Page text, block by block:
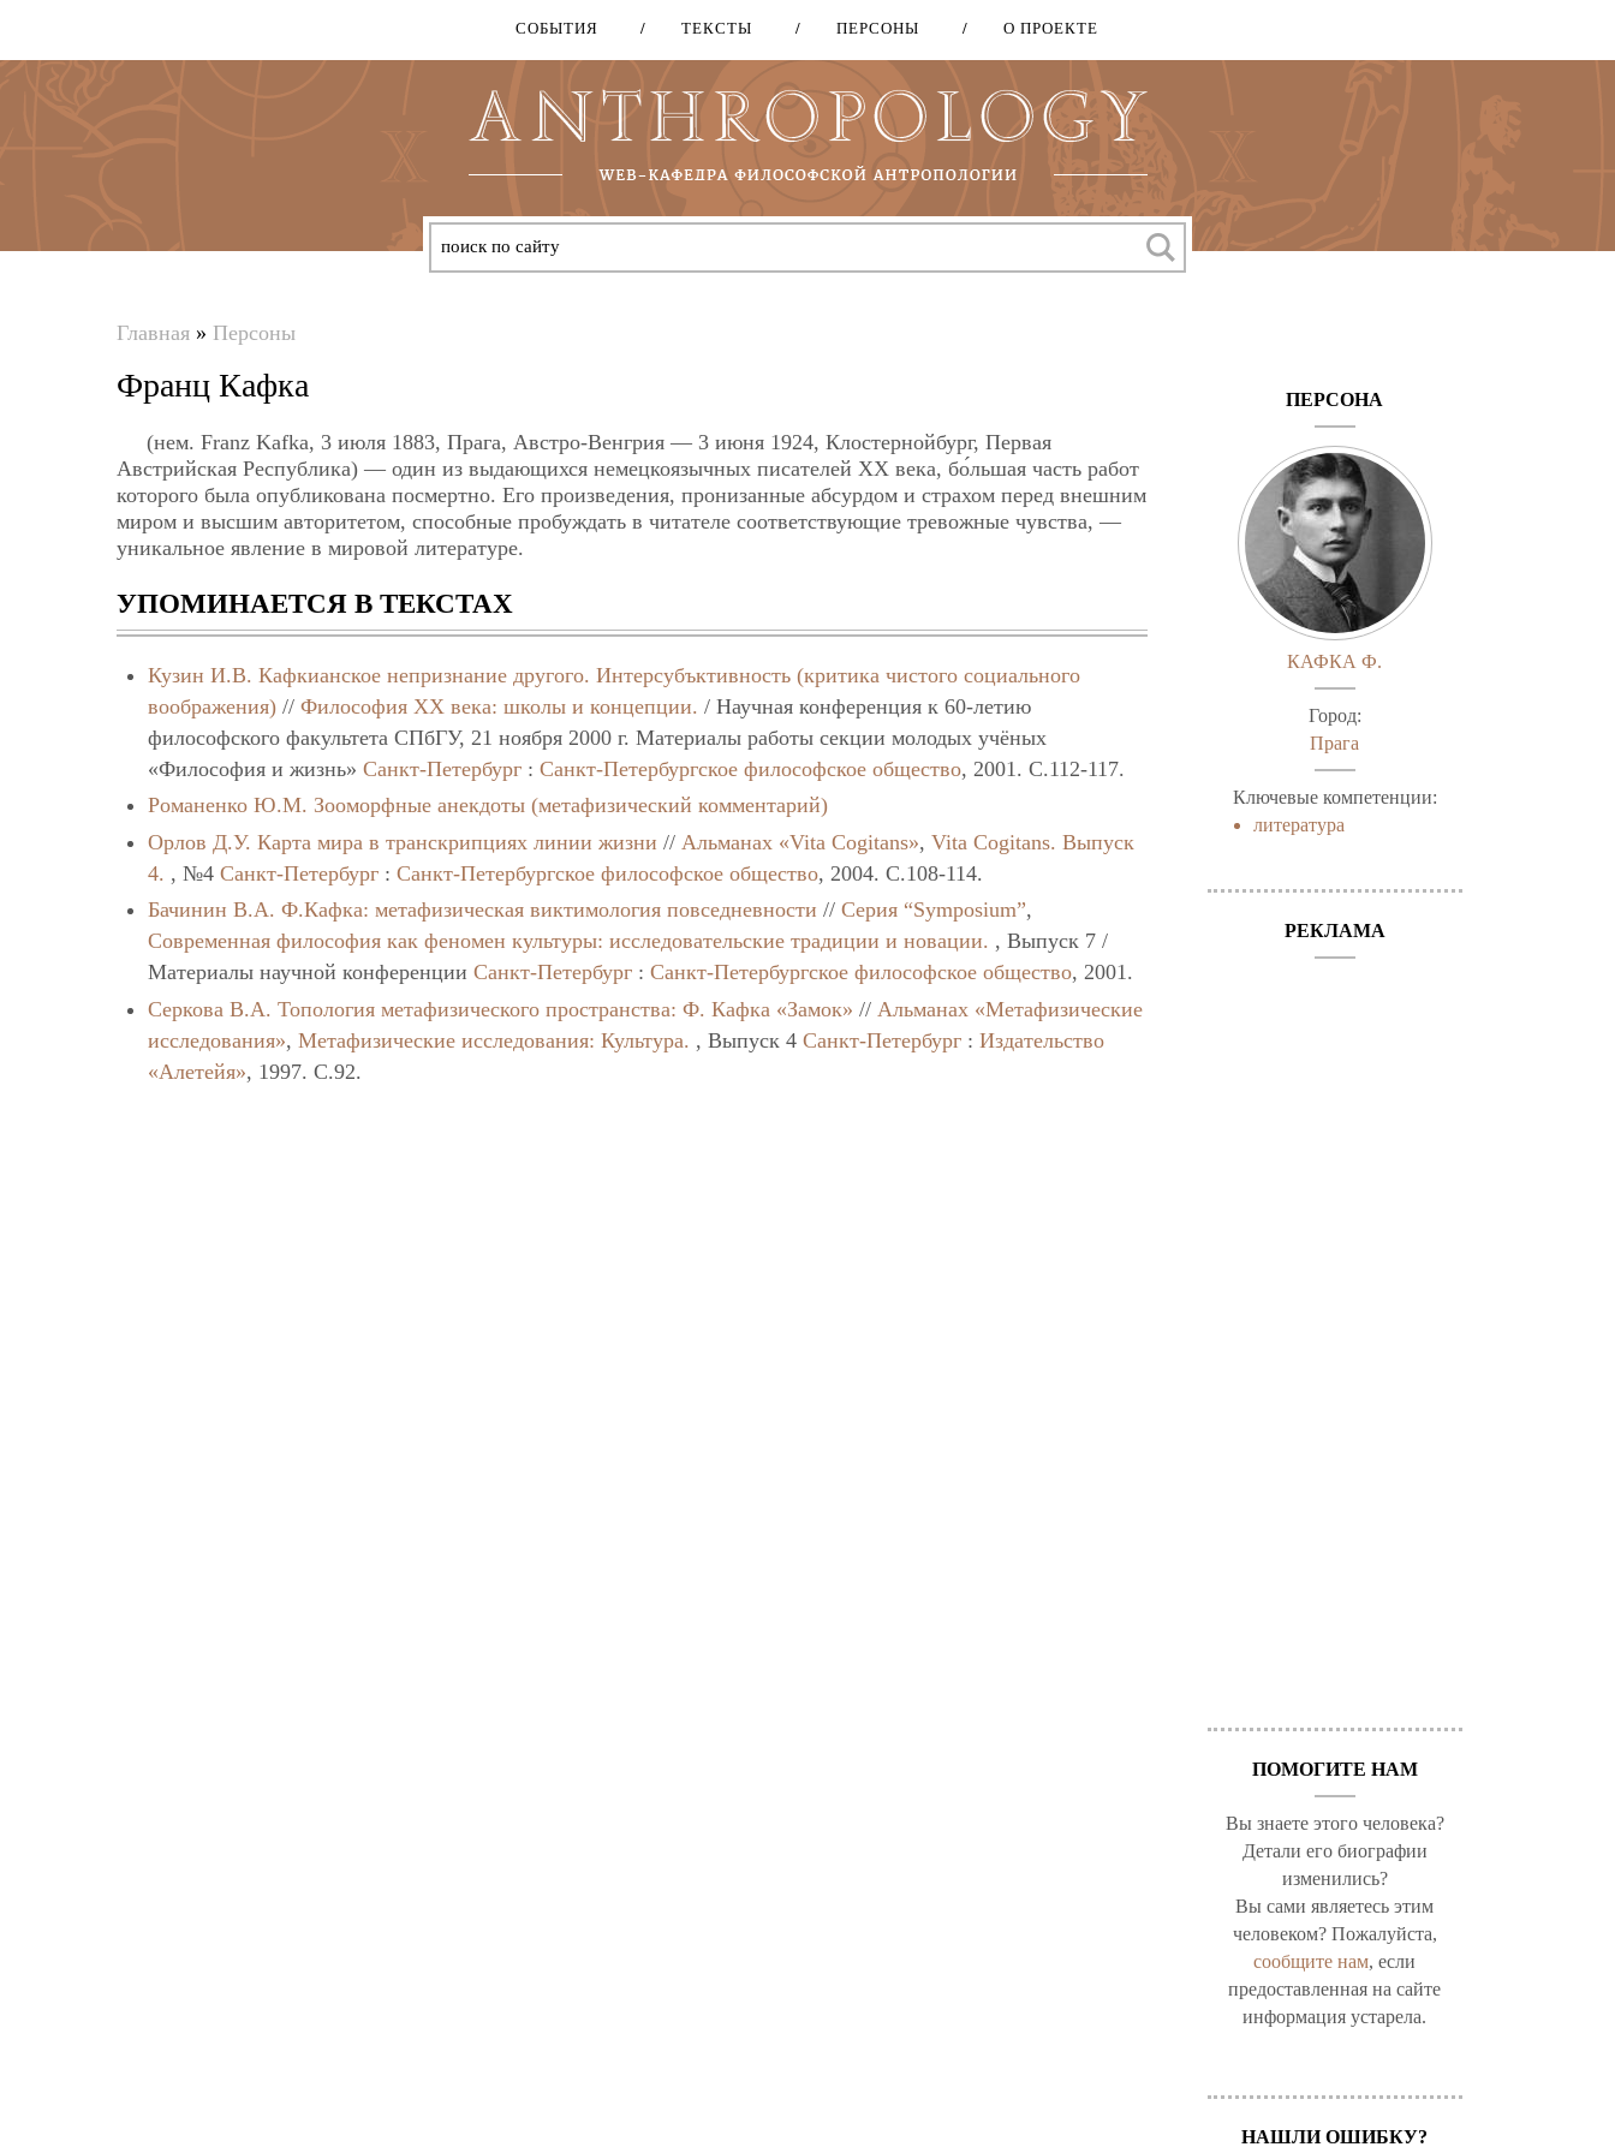
Перейти
основному
содержанию
СОБЫТИЯ ТЕКСТЫ ПЕРСОНЫ О ПРОЕКТЕ
здесь
Главная » Персоны
Франц Кафка
(нем. Franz Kafka, 3 июля 1883, Прага, Австро-Венгрия — 3 июня 1924, Клостернойбург, Первая
Австрийская Республика) — один из выдающихся немецкоязычных писателей XX века, бо́льшая часть работ
которого была опубликована посмертно. Его произведения, пронизанные абсурдом и страхом перед внешним
миром и высшим авторитетом, способные пробуждать в читателе соответствующие тревожные чувства, —
уникальное явление в мировой литературе.
УПОМИНАЕТСЯ В ТЕКСТАХ
Кузин И.В. Кафкианское непризнание другого. Интерсубъктивность (критика чистого социального
воображения) //Философия XX века: школы и концепции. / Научная конференция к 60-летию
философского факультета СПбГУ, 21 ноября 2000 г. Материалы работы секции молодых учёных
«Философия и жизнь»Санкт-Петербург :Санкт-Петербургское философское общество, 2001. C.112-117.
Романенко Ю.М. Зооморфные анекдоты (метафизический комментарий)
Орлов Д.У. Карта мира в транскрипциях линии жизни // Альманах «Vita Cogitans»,Vita Cogitans. Выпуск
4. , №4Санкт-Петербург :Санкт-Петербургское философское общество, 2004. C.108-114.
Бачинин В.А. Ф.Кафка: метафизическая виктимология повседневности //Серия “Symposium”,
Современная философия как феномен культуры: исследовательские традиции и новации. , Выпуск 7 /
Материалы научной конференцииСанкт-Петербург :Санкт-Петербургское философское общество, 2001.
Серкова В.А. Топология метафизического пространства: Ф. Кафка «Замок» // Альманах «Метафизические
исследования»,Метафизические исследования: Культура. , Выпуск 4Санкт-Петербург :Издательство
«Алетейя», 1997. C.92.
ПЕРСОНА
КАФКА Ф.
Город:
Прага
Ключевые компетенции:
литература
РЕКЛАМА
ПОМОГИТЕ НАМ
Вы знаете этого человека?
Детали его биографии
изменились?
Вы сами являетесь этим
человеком? Пожалуйста,
сообщите нам, если
предоставленная на сайте
информация устарела.
НАШЛИ ОШИБКУ?